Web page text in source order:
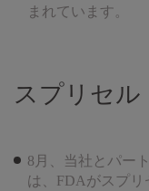
まれています。
スプリセル
8月、当社とパート
は、FDAがスプ